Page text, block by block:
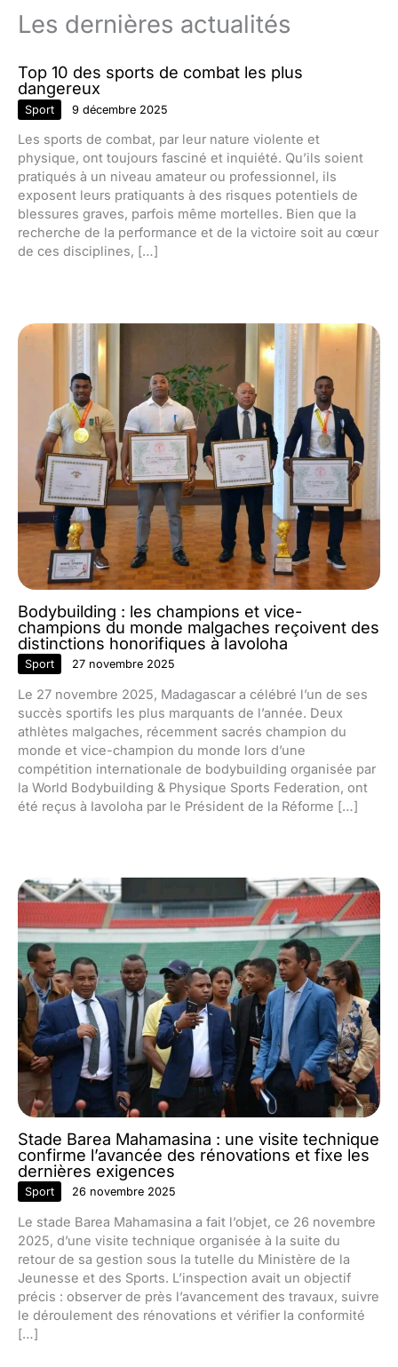
Les dernières actualités
Top 10 des sports de combat les plus
dangereux
Sport 9 décembre 2025
Les sports de combat, par leur nature violente et
physique, ont toujours fasciné et inquiété. Qu’ils soient
pratiqués à un niveau amateur ou professionnel, ils
exposent leurs pratiquants à des risques potentiels de
blessures graves, parfois même mortelles. Bien que la
recherche de la performance et de la victoire soit au cœur
de ces disciplines, […]
Bodybuilding : les champions et vice-
champions du monde malgaches reçoivent des
distinctions honorifiques à Iavoloha
Sport 27 novembre 2025
Le 27 novembre 2025, Madagascar a célébré l’un de ses
succès sportifs les plus marquants de l’année. Deux
athlètes malgaches, récemment sacrés champion du
monde et vice-champion du monde lors d’une
compétition internationale de bodybuilding organisée par
la World Bodybuilding & Physique Sports Federation, ont
été reçus à Iavoloha par le Président de la Réforme […]
Stade Barea Mahamasina : une visite technique
confirme l’avancée des rénovations et fixe les
dernières exigences
Sport 26 novembre 2025
Le stade Barea Mahamasina a fait l’objet, ce 26 novembre
2025, d’une visite technique organisée à la suite du
retour de sa gestion sous la tutelle du Ministère de la
Jeunesse et des Sports. L’inspection avait un objectif
précis : observer de près l’avancement des travaux, suivre
le déroulement des rénovations et vérifier la conformité
[…]